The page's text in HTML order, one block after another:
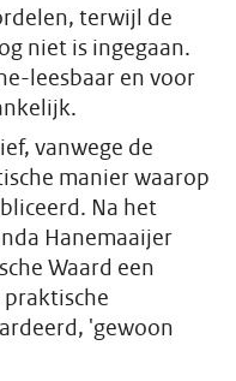
terwijl de
niet is ingegaan.
leesbaar en voor
vanwege de
manier waarop
Na het
Hanemaaijer
Waard een
praktische
'gewoon